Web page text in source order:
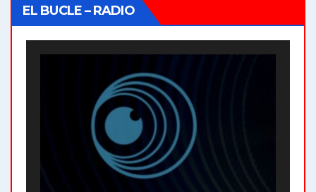
EL BUCLE – RADIO